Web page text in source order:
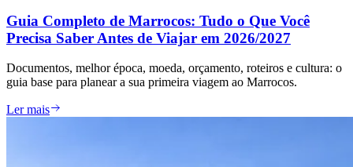
Guia Completo de Marrocos: Tudo o Que Você
Precisa Saber Antes de Viajar em 2026/2027
Documentos, melhor época, moeda, orçamento, roteiros e cultura: o
guia base para planear a sua primeira viagem ao Marrocos.
Ler mais